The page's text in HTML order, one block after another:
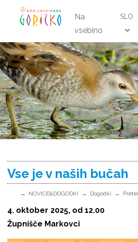
Na
vsebino
SLO
Vse je v naših bučah
NOVICE&DOGODKI Dogodki
4. oktober 2025, od 12.00
Župnišče Markovci